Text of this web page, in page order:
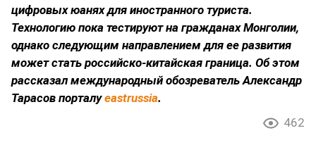
цифровых юанях для иностранного туриста.
Технологию пока тестируют на гражданах Монголии,
однако следующим направлением для ее развития
может стать российско-китайская граница. Об этом
рассказал международный обозреватель Александр
Тарасов порталуeastrussia.
462